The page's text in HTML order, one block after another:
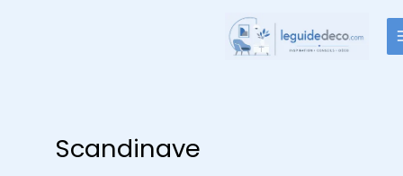
Scandinave